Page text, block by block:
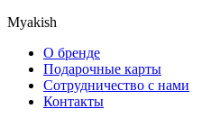
Myakish
О бренде
Подарочные карты
Сотрудничество с нами
Контакты